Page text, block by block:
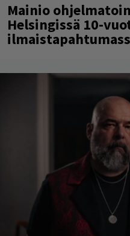
Mainio
Helsingissä 10-